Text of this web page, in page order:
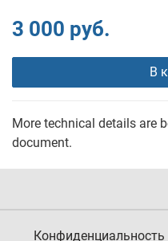
3 000 руб.
В
More technical details are
document.
Конфиденциальность